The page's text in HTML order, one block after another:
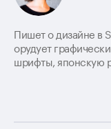
Пишет о дизайне в
орудует
шрифты, японскую